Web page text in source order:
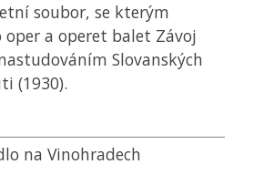
soubor, se kterým
a operet balet Závoj
Slovanských
(1930).
na Vinohradech